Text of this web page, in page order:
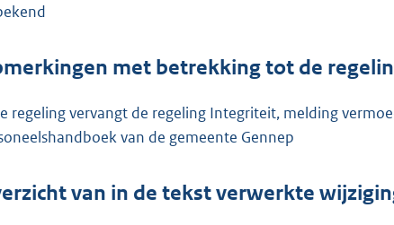
met betrekking tot de
regeling vervangt de regeling Integriteit, melding
van de gemeente Gennep
van in de tekst verwerkte